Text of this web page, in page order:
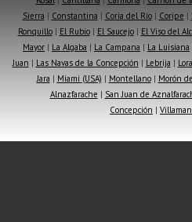
Sierra | Constantina | Coria del Río| Coripe |
Ronquillo| El Rubio| El Saucejo| El Viso del
Mayor | La Algaba | La Campana | La Luisiana
Juan | Las Navas de la Concepción | Lebrija |
Jara | Miami (USA) | Montellano| Morón
Alnazfarache | San Juan de
Concepción |